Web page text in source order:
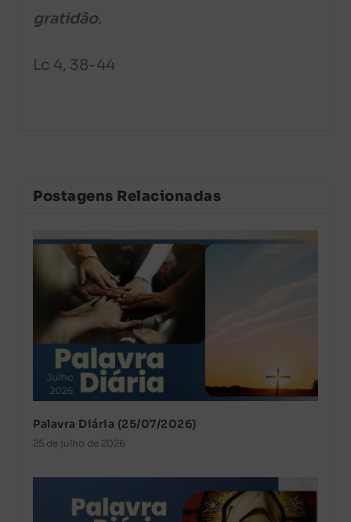
gratidão.
Lc 4, 38-44
Postagens Relacionadas
Palavra Diária (25/07/2026)
25 de julho de 2026